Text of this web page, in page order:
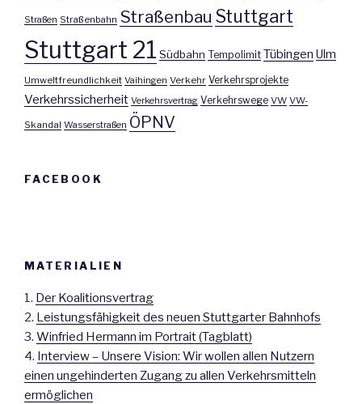
Straßen Straßenbahn Straßenbau Stuttgart
Stuttgart 21 Südbahn Tempolimit Tübingen Ulm
Umweltfreundlichkeit Vaihingen Verkehr Verkehrsprojekte
Verkehrssicherheit Verkehrsvertrag Verkehrswege VW VW-
Skandal Wasserstraßen ÖPNV
FACEBOOK
MATERIALIEN
1. Der Koalitionsvertrag
2. Leistungsfähigkeit des neuen Stuttgarter Bahnhofs
3. Winfried Hermann im Portrait (Tagblatt)
4. Interview – Unsere Vision: Wir wollen allen Nutzern
einen ungehinderten Zugang zu allen Verkehrsmitteln
ermöglichen